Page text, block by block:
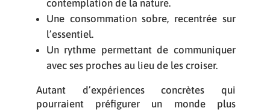
contemplation de la nature.
Une consommation sobre, recentrée sur
l’essentiel.
Un rythme permettant de communiquer
avec ses proches au lieu de les croiser.
Autant d’expériences concrètes qui
pourraient préfigurer un monde plus